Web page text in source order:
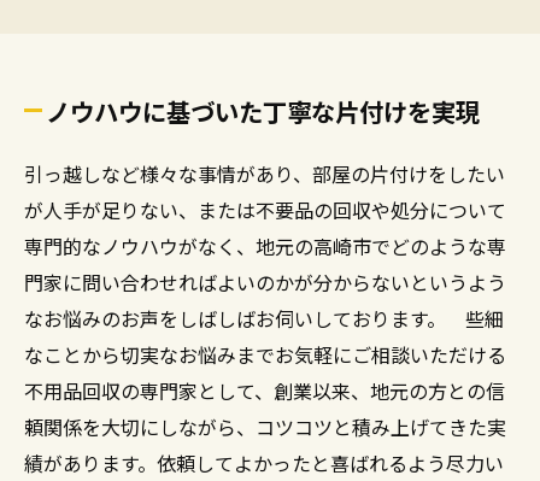
ノウハウに基づいた丁寧な片付けを実現
引っ越しなど様々な事情があり、部屋の片付けをしたい
が人手が足りない、または不要品の回収や処分について
専門的なノウハウがなく、地元の高崎市でどのような専
門家に問い合わせればよいのかが分からないというよう
なお悩みのお声をしばしばお伺いしております。 些細
なことから切実なお悩みまでお気軽にご相談いただける
不用品回収の専門家として、創業以来、地元の方との信
頼関係を大切にしながら、コツコツと積み上げてきた実
績があります。依頼してよかったと喜ばれるよう尽力い